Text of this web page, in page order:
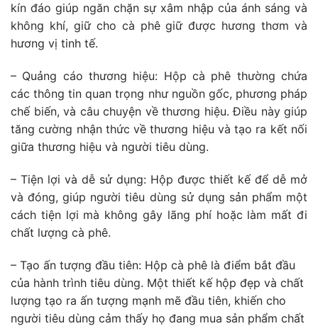
kín đáo giúp ngăn chặn sự xâm nhập của ánh sáng và
không khí, giữ cho cà phê giữ được hương thơm và
hương vị tinh tế.
– Quảng cáo thương hiệu: Hộp cà phê thường chứa
các thông tin quan trọng như nguồn gốc, phương pháp
chế biến, và câu chuyện về thương hiệu. Điều này giúp
tăng cường nhận thức về thương hiệu và tạo ra kết nối
giữa thương hiệu và người tiêu dùng.
– Tiện lợi và dễ sử dụng: Hộp được thiết kế để dễ mở
và đóng, giúp người tiêu dùng sử dụng sản phẩm một
cách tiện lợi mà không gây lãng phí hoặc làm mất đi
chất lượng cà phê.
– Tạo ấn tượng đầu tiên: Hộp cà phê là điểm bắt đầu
của hành trình tiêu dùng. Một thiết kế hộp đẹp và chất
lượng tạo ra ấn tượng mạnh mẽ đầu tiên, khiến cho
người tiêu dùng cảm thấy họ đang mua sản phẩm chất